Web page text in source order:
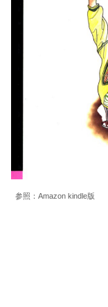
参照：Amazon kindle版